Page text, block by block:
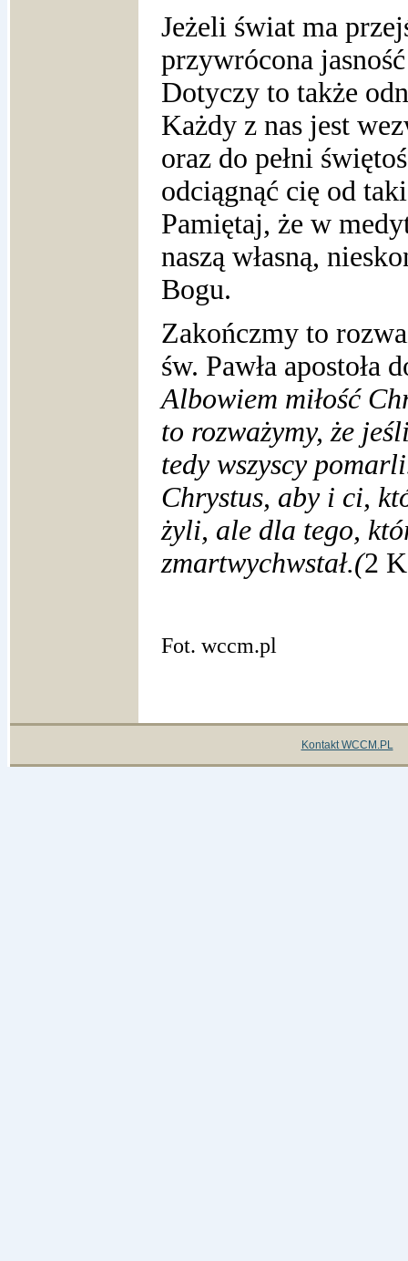
Jeżeli świat ma
przywrócona
Dotyczy to także
Każdy z nas jest
oraz do pełni
odciągnąć cię od
Pamiętaj, że w
naszą własną,
Bogu.
Zakończmy to
św. Pawła apostoła
Albowiem miłość
to rozważymy, że
tedy wszyscy
Chrystus, aby i ci,
żyli, ale dla tego,
zmartwychwstał.(2
Fot. wccm.pl
Kontakt WCCM.PL